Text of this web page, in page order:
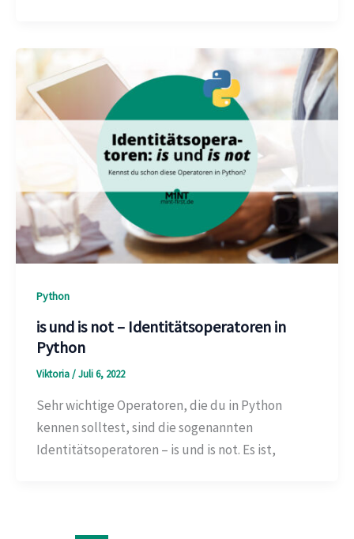
Python
is und is not – Identitätsoperatoren in
Python
Viktoria/Juli 6, 2022
Sehr wichtige Operatoren, die du in Python
kennen solltest, sind die sogenannten
Identitätsoperatoren – is und is not. Es ist,